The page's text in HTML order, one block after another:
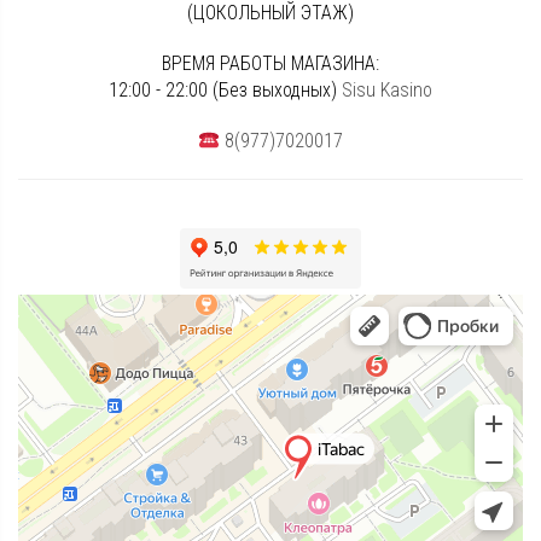
(ЦОКОЛЬНЫЙ ЭТАЖ)
ВРЕМЯ РАБОТЫ МАГАЗИНА:
12:00 - 22:00 (Без выходных) Sisu Kasino
8(977)7020017